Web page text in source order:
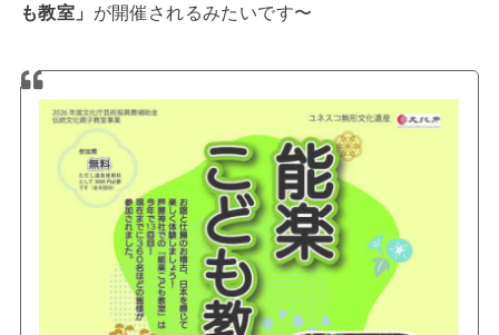
も教室」 が開催されるみたいです〜